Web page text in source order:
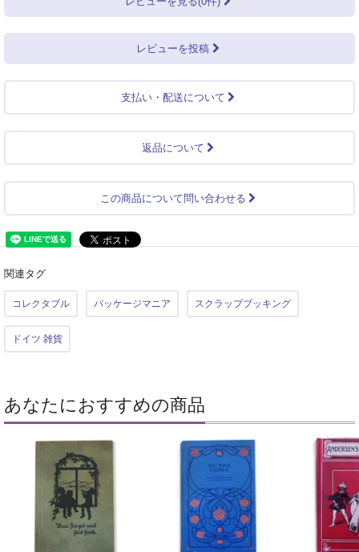
レビューを投稿
支払い・配送について
返品について
この商品について問い合わせる
関連タグ
コレクタブル パッケージマニア スクラップブッキング
ドイツ 雑貨
あなたにおすすめの商品